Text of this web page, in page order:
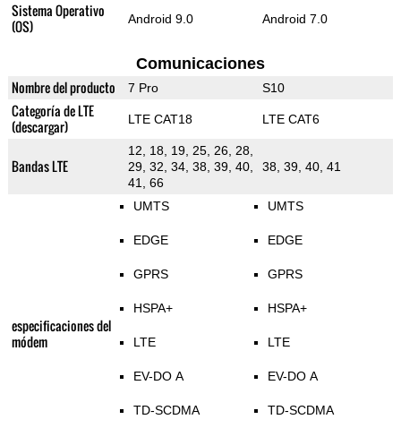
Sistema Operativo
(OS)
Android 9.0 Android 7.0
Comunicaciones
Nombre del producto 7 Pro S10
Categoría de LTE
(descargar)
LTE CAT18 LTE CAT6
Bandas LTE
12, 18, 19, 25, 26, 28,
29, 32, 34, 38, 39, 40,
41, 66
38, 39, 40, 41
especificaciones del
módem
UMTS
EDGE
GPRS
HSPA+
LTE
EV-DO A
TD-SCDMA
UMTS
EDGE
GPRS
HSPA+
LTE
EV-DO A
TD-SCDMA